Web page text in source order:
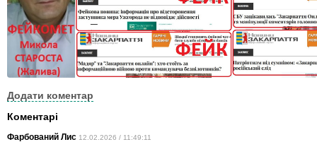
Додати коментар
Коментарі
Фарбований Лис 12.02.2026 / 11:49:11